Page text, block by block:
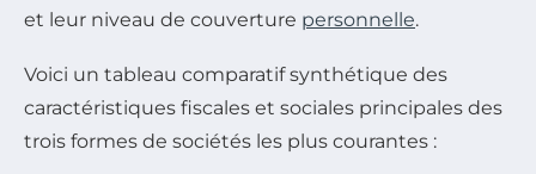
et leur niveau de couverture personnelle.
Voici un tableau comparatif synthétique des
caractéristiques fiscales et sociales principales des
trois formes de sociétés les plus courantes :